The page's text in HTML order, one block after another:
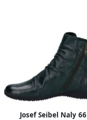
Josef Seibel Naly 66